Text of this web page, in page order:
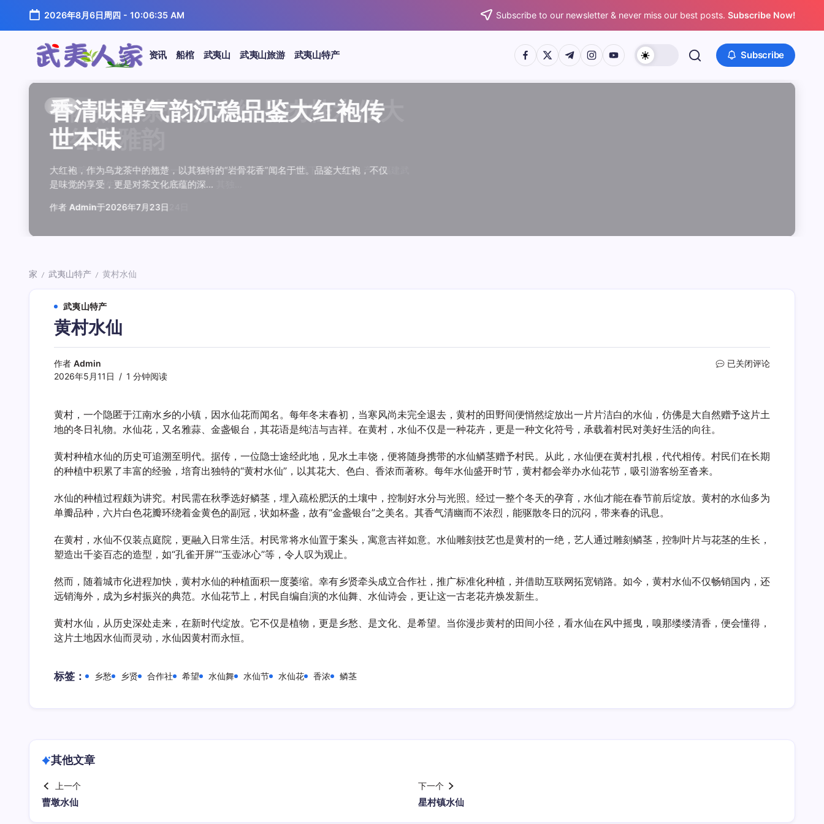
正
2026年8月6日周四- 10:06:35 AM Subscribe to our newsletter & never miss our best posts. Subscribe Now!
武
夷
资讯 船棺 武夷山 武夷山旅游 武夷山特产 https://www.facebook.com/
https://twitter.com/
https://t.me/
https://www.instagram.com/
https://youtube.com/ Subscribe
资讯
闲煮岩茶慢时光细品肉桂水仙大
红袍雅韵
在喧嚣的都市生活中，寻一处静谧，煮一壶岩茶，让时光慢下来。岩茶，产自福建武
夷山，因生长在岩石缝隙中而得名，其独…
作者 Admin于2026年7月24日
资讯
香清味醇气韵沉稳品鉴大红袍传
世本味
大红袍，作为乌龙茶中的翘楚，以其独特的“岩骨花香”闻名于世。品鉴大红袍，不仅
是味觉的享受，更是对茶文化底蕴的深…
作者 Admin于2026年7月23日
资讯
汤水顺滑底蕴绵长品鉴武夷水仙
温润质感
武夷水仙，作为乌龙茶中的经典品种，以其汤水顺滑、底蕴绵长而备受茶客青睐。品
鉴这款茶，仿佛在品味一段悠长的岁月，…
作者 Admin于2026年7月22日
资讯
唇齿留香久久不散品鉴武夷肉桂
独特魅力
武夷岩茶，素有“岩骨花香”之誉，而肉桂更是其中翘楚。其名源于香叶似肉桂，更因
其茶汤入口后，唇齿留香久久不散，令…
作者 Admin于2026年7月21日
资讯
岩韵浓淡各不同三款经典岩茶对
比品鉴
岩茶，作为乌龙茶中的瑰宝，以其独特的“岩韵”闻名于世。所谓岩韵，是茶叶在武夷
山丹霞地貌中吸收岩石矿物精华后形成…
作者 Admin于2026年7月20日
资讯
观汤色赏叶底全面品鉴肉桂水仙
大红袍
品鉴武夷岩茶，观汤色与赏叶底是关键环节。肉桂、水仙、大红袍作为岩茶代表，其
汤色与叶底各具特色，折射出工艺与山场…
作者 Admin于2026年7月19日
资讯
闲煮岩茶慢时光细品肉桂水仙大
红袍雅韵
在喧嚣的都市生活中，寻一处静谧，煮一壶岩茶，让时光慢下来。岩茶，产自福建武
夷山，因生长在岩石缝隙中而得名，其独…
作者 Admin于2026年7月24日
资讯
香清味醇气韵沉稳品鉴大红袍传
世本味
大红袍，作为乌龙茶中的翘楚，以其独特的“岩骨花香”闻名于世。品鉴大红袍，不仅
是味觉的享受，更是对茶文化底蕴的深…
作者 Admin于2026年7月23日
资讯
汤水顺滑底蕴绵长品鉴武夷水仙
温润质感
武夷水仙，作为乌龙茶中的经典品种，以其汤水顺滑、底蕴绵长而备受茶客青睐。品
鉴这款茶，仿佛在品味一段悠长的岁月，…
作者 Admin于2026年7月22日
资讯
唇齿留香久久不散品鉴武夷肉桂
独特魅力
武夷岩茶，素有“岩骨花香”之誉，而肉桂更是其中翘楚。其名源于香叶似肉桂，更因
其茶汤入口后，唇齿留香久久不散，令…
作者 Admin于2026年7月21日
资讯
岩韵浓淡各不同三款经典岩茶对
比品鉴
岩茶，作为乌龙茶中的瑰宝，以其独特的“岩韵”闻名于世。所谓岩韵，是茶叶在武夷
山丹霞地貌中吸收岩石矿物精华后形成…
作者 Admin于2026年7月20日
资讯
观汤色赏叶底全面品鉴肉桂水仙
大红袍
品鉴武夷岩茶，观汤色与赏叶底是关键环节。肉桂、水仙、大红袍作为岩茶代表，其
汤色与叶底各具特色，折射出工艺与山场…
作者 Admin于2026年7月19日
资讯
闲煮岩茶慢时光细品肉桂水仙大
红袍雅韵
在喧嚣的都市生活中，寻一处静谧，煮一壶岩茶，让时光慢下来。岩茶，产自福建武
夷山，因生长在岩石缝隙中而得名，其独…
作者 Admin于2026年7月24日
资讯
香清味醇气韵沉稳品鉴大红袍传
世本味
大红袍，作为乌龙茶中的翘楚，以其独特的“岩骨花香”闻名于世。品鉴大红袍，不仅
是味觉的享受，更是对茶文化底蕴的深…
作者 Admin于2026年7月23日
资讯
汤水顺滑底蕴绵长品鉴武夷水仙
温润质感
武夷水仙，作为乌龙茶中的经典品种，以其汤水顺滑、底蕴绵长而备受茶客青睐。品
鉴这款茶，仿佛在品味一段悠长的岁月，…
作者 Admin于2026年7月22日
资讯
唇齿留香久久不散品鉴武夷肉桂
独特魅力
武夷岩茶，素有“岩骨花香”之誉，而肉桂更是其中翘楚。其名源于香叶似肉桂，更因
其茶汤入口后，唇齿留香久久不散，令…
作者 Admin于2026年7月21日
资讯
岩韵浓淡各不同三款经典岩茶对
比品鉴
岩茶，作为乌龙茶中的瑰宝，以其独特的“岩韵”闻名于世。所谓岩韵，是茶叶在武夷
山丹霞地貌中吸收岩石矿物精华后形成…
作者 Admin于2026年7月20日
资讯
观汤色赏叶底全面品鉴肉桂水仙
大红袍
品鉴武夷岩茶，观汤色与赏叶底是关键环节。肉桂、水仙、大红袍作为岩茶代表，其
汤色与叶底各具特色，折射出工艺与山场…
作者 Admin于2026年7月19日
家 / 武夷山特产 / 黄村水仙
武夷山特产
黄村水仙
作者 Admin
2026年5月11日
1 分钟阅读
黄
已关闭评论
黄村，一个隐匿于江南水乡的小镇，因水仙花而闻名。每年冬末春初，当寒风尚未完全退去，黄村的田野间便悄然绽放出一片片洁白的水仙，仿佛是大自然赠予这片土
地的冬日礼物。水仙花，又名雅蒜、金盏银台，其花语是纯洁与吉祥。在黄村，水仙不仅是一种花卉，更是一种文化符号，承载着村民对美好生活的向往。
黄村种植水仙的历史可追溯至明代。据传，一位隐士途经此地，见水土丰饶，便将随身携带的水仙鳞茎赠予村民。从此，水仙便在黄村扎根，代代相传。村民们在长期
的种植中积累了丰富的经验，培育出独特的“黄村水仙”，以其花大、色白、香浓而著称。每年水仙盛开时节，黄村都会举办水仙花节，吸引游客纷至沓来。
水仙的种植过程颇为讲究。村民需在秋季选好鳞茎，埋入疏松肥沃的土壤中，控制好水分与光照。经过一整个冬天的孕育，水仙才能在春节前后绽放。黄村的水仙多为
单瓣品种，六片白色花瓣环绕着金黄色的副冠，状如杯盏，故有“金盏银台”之美名。其香气清幽而不浓烈，能驱散冬日的沉闷，带来春的讯息。
在黄村，水仙不仅装点庭院，更融入日常生活。村民常将水仙置于案头，寓意吉祥如意。水仙雕刻技艺也是黄村的一绝，艺人通过雕刻鳞茎，控制叶片与花茎的生长，
塑造出千姿百态的造型，如“孔雀开屏”“玉壶冰心”等，令人叹为观止。
然而，随着城市化进程加快，黄村水仙的种植面积一度萎缩。幸有乡贤牵头成立合作社，推广标准化种植，并借助互联网拓宽销路。如今，黄村水仙不仅畅销国内，还
远销海外，成为乡村振兴的典范。水仙花节上，村民自编自演的水仙舞、水仙诗会，更让这一古老花卉焕发新生。
黄村水仙，从历史深处走来，在新时代绽放。它不仅是植物，更是乡愁、是文化、是希望。当你漫步黄村的田间小径，看水仙在风中摇曳，嗅那缕缕清香，便会懂得，
这片土地因水仙而灵动，水仙因黄村而永恒。
标签： 乡愁 乡贤 合作社 希望 水仙舞 水仙节 水仙花 香浓 鳞茎
其他文章
上一个
曹墩水仙
下一个
星村镇水仙